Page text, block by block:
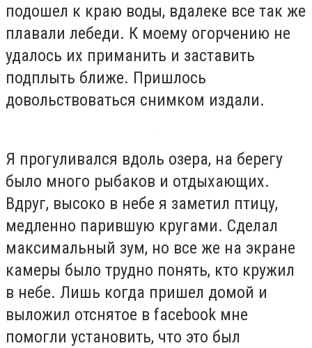
подошел к краю воды, вдалеке все так же
плавали лебеди. К моему огорчению не
удалось их приманить и заставить
подплыть ближе. Пришлось
довольствоваться снимком издали.
Я прогуливался вдоль озера, на берегу
было много рыбаков и отдыхающих.
Вдруг, высоко в небе я заметил птицу,
медленно парившую кругами. Сделал
максимальный зум, но все же на экране
камеры было трудно понять, кто кружил
в небе. Лишь когда пришел домой и
выложил отснятое в facebook мне
помогли установить, что это был